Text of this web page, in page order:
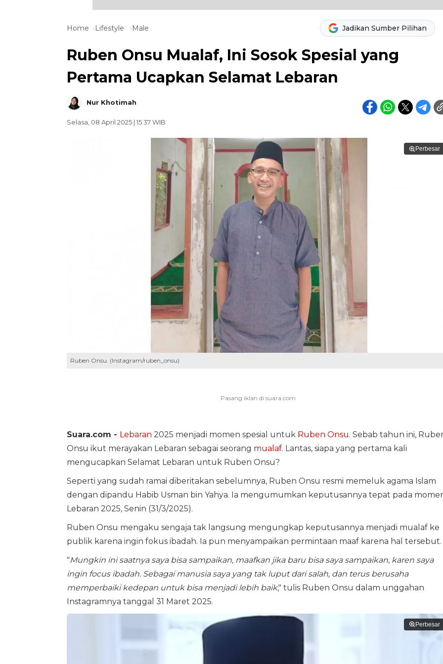
Home Lifestyle Male Jadikan Sumber Pilihan
Ruben Onsu Mualaf, Ini Sosok Spesial yang
Pertama Ucapkan Selamat Lebaran
Nur Khotimah
Selasa, 08 April 2025 | 15:37 WIB
Perbesar
Ruben Onsu. (Instagram/ruben_onsu)
Suara.com - Lebaran 2025 menjadi momen spesial untuk Ruben Onsu. Sebab tahun ini,
Onsu ikut merayakan Lebaran sebagai seorang mualaf. Lantas, siapa yang pertama kali
mengucapkan Selamat Lebaran untuk Ruben Onsu?
Seperti yang sudah ramai diberitakan sebelumnya, Ruben Onsu resmi memeluk agama Islam
dengan dipandu Habib Usman bin Yahya. Ia mengumumkan keputusannya tepat pada
Lebaran 2025, Senin (31/3/2025).
Ruben Onsu mengaku sengaja tak langsung mengungkap keputusannya menjadi mualaf ke
publik karena ingin fokus ibadah. Ia pun menyampaikan permintaan maaf karena hal tersebut.
"Mungkin ini saatnya saya bisa sampaikan, maafkan jika baru bisa saya sampaikan, karen saya
ingin focus ibadah. Sebagai manusia saya yang tak luput dari salah, dan terus berusaha
memperbaiki kedepan untuk bisa menjadi lebih baik," tulis Ruben Onsu dalam unggahan
Instagramnya tanggal 31 Maret 2025.
Perbesar